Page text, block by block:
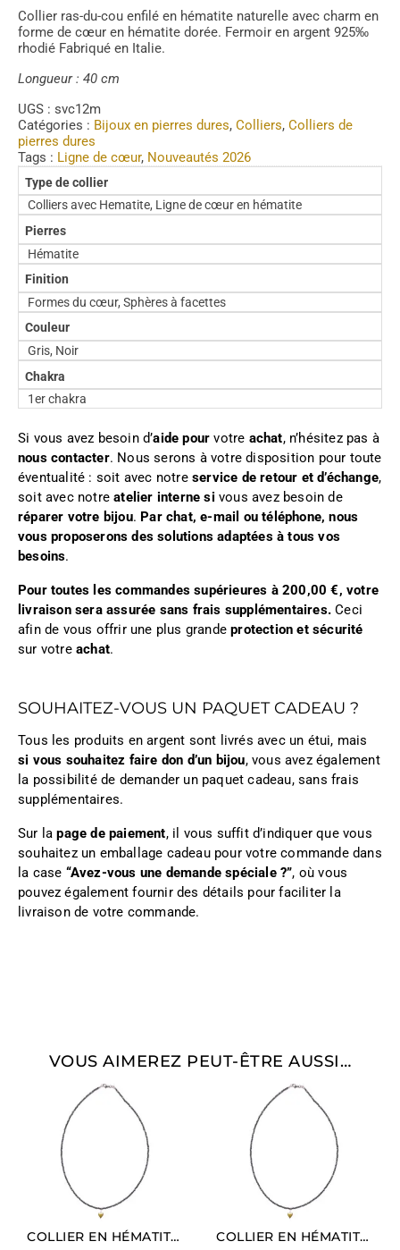
Collier ras-du-cou enfilé en hématite naturelle avec charm en
forme de cœur en hématite dorée. Fermoir en argent 925‰
rhodié Fabriqué en Italie.
Longueur : 40 cm
UGS : svc12m
Catégories : Bijoux en pierres dures, Colliers, Colliers de
pierres dures
Tags : Ligne de cœur, Nouveautés 2026
Type de collier
Colliers avec Hematite, Ligne de cœur en hématite
Pierres
Hématite
Finition
Formes du cœur, Sphères à facettes
Couleur
Gris, Noir
Chakra
1er chakra
Si vous avez besoin d’aide pour votre achat, n’hésitez pas à
nous contacter. Nous serons à votre disposition pour toute
éventualité : soit avec notre service de retour et d’échange,
soit avec notreatelier interne si vous avez besoin de
réparer votre bijou. Par chat, e-mail ou téléphone, nous
vous proposerons des solutions adaptées à tous vos
besoins.
Pour toutes les commandes supérieures à 200,00 €, votre
livraison sera assurée sans frais supplémentaires. Ceci
afin de vous offrir une plus grandeprotection et sécurité
sur votre achat.
SOUHAITEZ-VOUS UN PAQUET CADEAU ?
Tous les produits en argent sont livrés avec un étui, mais
si vous souhaitez faire don d’un bijou, vous avez également
la possibilité de demander un paquet cadeau, sans frais
supplémentaires.
Sur lapage de paiement, il vous suffit d’indiquer que vous
souhaitez un emballage cadeau pour votre commande dans
la case “Avez-vous une demande spéciale ?”, où vous
pouvez également fournir des détails pour faciliter la
livraison de votre commande.
VOUS AIMEREZ PEUT-ÊTRE AUSSI…
COLLIER EN HÉMATITE NATURELLE AVEC CHARM EN FORME DE CŒUR (LONGUEUR LONGUE) COLLIER EN HÉMATITE NATURELLE AVEC CHARM EN FORME DE CŒUR (LONGUEUR COURTE)